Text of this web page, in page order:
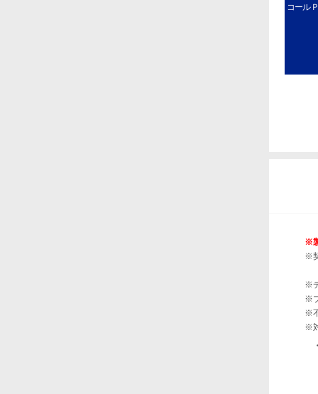
コール
※
※
※
※
※
※